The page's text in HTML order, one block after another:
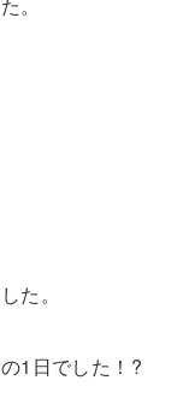
た。
1日でした！?